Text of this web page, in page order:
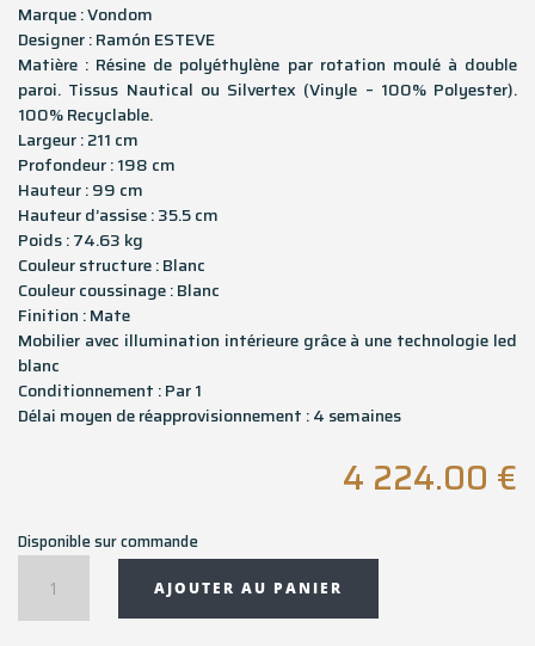
Marque : Vondom
Designer : Ramón ESTEVE
Matière : Résine de polyéthylène par rotation moulé à double
paroi. Tissus Nautical ou Silvertex (Vinyle – 100% Polyester).
100% Recyclable.
Largeur : 211 cm
Profondeur : 198 cm
Hauteur : 99 cm
Hauteur d’assise : 35.5 cm
Poids : 74.63 kg
Couleur structure : Blanc
Couleur coussinage : Blanc
Finition : Mate
Mobilier avec illumination intérieure grâce à une technologie led
blanc
Conditionnement : Par 1
Délai moyen de réapprovisionnement : 4 semaines
4 224.00 €
Disponible sur commande
Daybed
AJOUTER AU PANIER